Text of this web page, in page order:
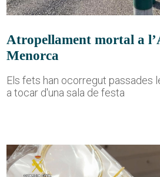
Atropellament mortal a
Menorca
Els fets han ocorregut passades
a tocar d'una sala de festa